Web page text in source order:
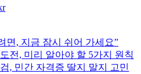
면, 지금 잠시 쉬어 가세요”
전, 미리 알아야 할 5가지 원칙
, 민간 자격증 딸지 말지 고민